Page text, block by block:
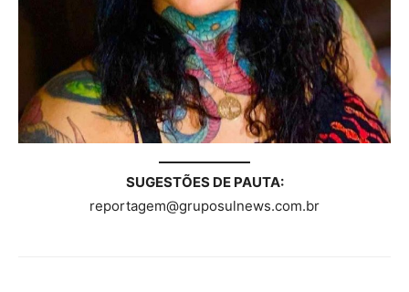
SUGESTÕES DE PAUTA:
reportagem@gruposulnews.com.br